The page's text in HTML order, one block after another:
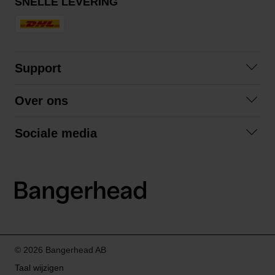
Support
Algemene voorwaarden
Over ons
Sociale media
LinkedIn
© 2026 Bangerhead AB
Taal wijzigen